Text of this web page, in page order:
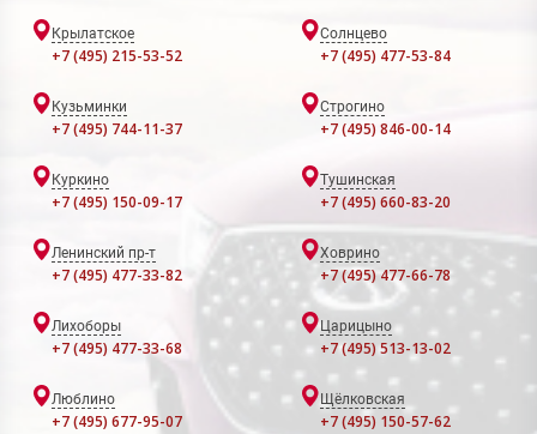
Крылатское
+7 (495) 215-53-52
Солнцево
+7 (495) 477-53-84
Кузьминки
+7 (495) 744-11-37
Строгино
+7 (495) 846-00-14
Куркино
+7 (495) 150-09-17
Тушинская
+7 (495) 660-83-20
Ленинский пр-т
+7 (495) 477-33-82
Ховрино
+7 (495) 477-66-78
Лихоборы
+7 (495) 477-33-68
Царицыно
+7 (495) 513-13-02
Люблино
+7 (495) 677-95-07
Щёлковская
+7 (495) 150-57-62